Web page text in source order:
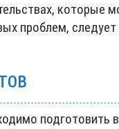
которые
проблем, следует
подготовить